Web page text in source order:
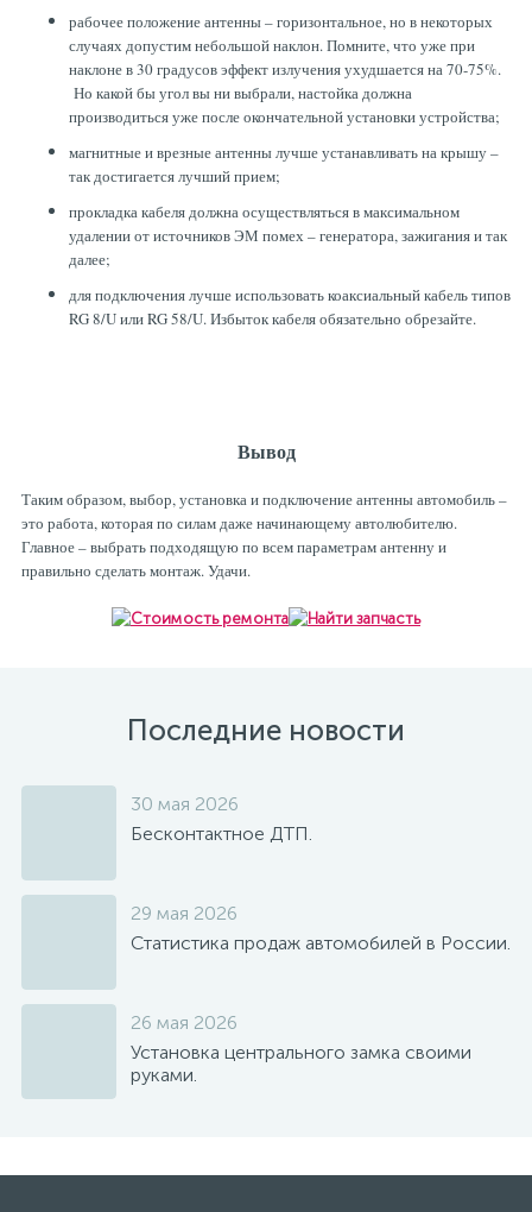
рабочее положение антенны – горизонтальное, но в некоторых
случаях допустим небольшой наклон. Помните, что уже при
наклоне в 30 градусов эффект излучения ухудшается на 70-75%.
Но какой бы угол вы ни выбрали, настойка должна
производиться уже после окончательной установки устройства;
магнитные и врезные антенны лучше устанавливать на крышу –
так достигается лучший прием;
прокладка кабеля должна осуществляться в максимальном
удалении от источников ЭМ помех – генератора, зажигания и так
далее;
для подключения лучше использовать коаксиальный кабель типов
RG 8/U или RG 58/U. Избыток кабеля обязательно обрезайте.
Вывод
Таким образом, выбор, установка и подключение антенны автомобиль –
это работа, которая по силам даже начинающему автолюбителю.
Главное – выбрать подходящую по всем параметрам антенну и
правильно сделать монтаж. Удачи.
Последние новости
30 мая 2026
Бесконтактное ДТП.
29 мая 2026
Статистика продаж автомобилей в России.
26 мая 2026
Установка центрального замка своими
руками.